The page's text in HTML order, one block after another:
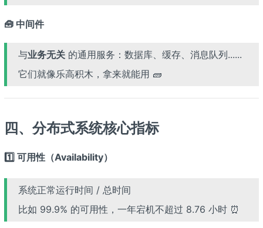
🧰 中间件
与业务无关的通用服务：数据库、缓存、消息队列......
它们就像乐高积木，拿来就能用 🧱
四、分布式系统核心指标
1️⃣ 可用性（Availability）
系统正常运行时间 / 总时间
比如 99.9% 的可用性，一年宕机不超过 8.76 小时 ⏰